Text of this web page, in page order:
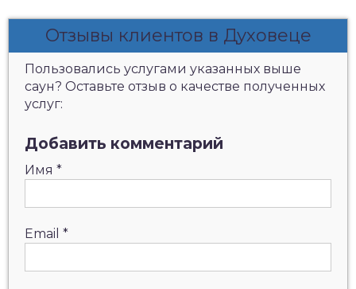
Отзывы клиентов в Духовеце
Пользовались услугами указанных выше
саун? Оставьте отзыв о качестве полученных
услуг:
Добавить комментарий
Имя *
Email *